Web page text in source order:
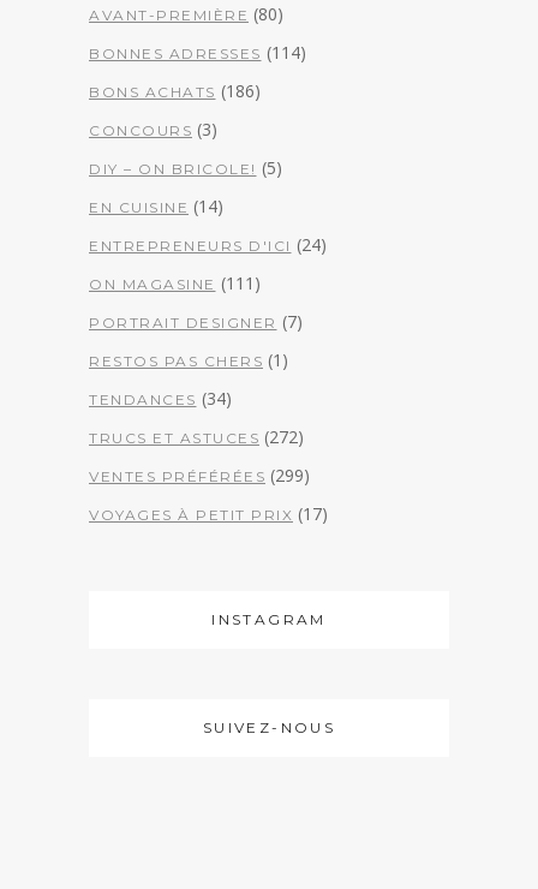
AVANT-PREMIÈRE (80)
BONNES ADRESSES (114)
BONS ACHATS (186)
CONCOURS (3)
DIY – ON BRICOLE! (5)
EN CUISINE (14)
ENTREPRENEURS D'ICI (24)
ON MAGASINE (111)
PORTRAIT DESIGNER (7)
RESTOS PAS CHERS (1)
TENDANCES (34)
TRUCS ET ASTUCES (272)
VENTES PRÉFÉRÉES (299)
VOYAGES À PETIT PRIX (17)
INSTAGRAM
SUIVEZ-NOUS